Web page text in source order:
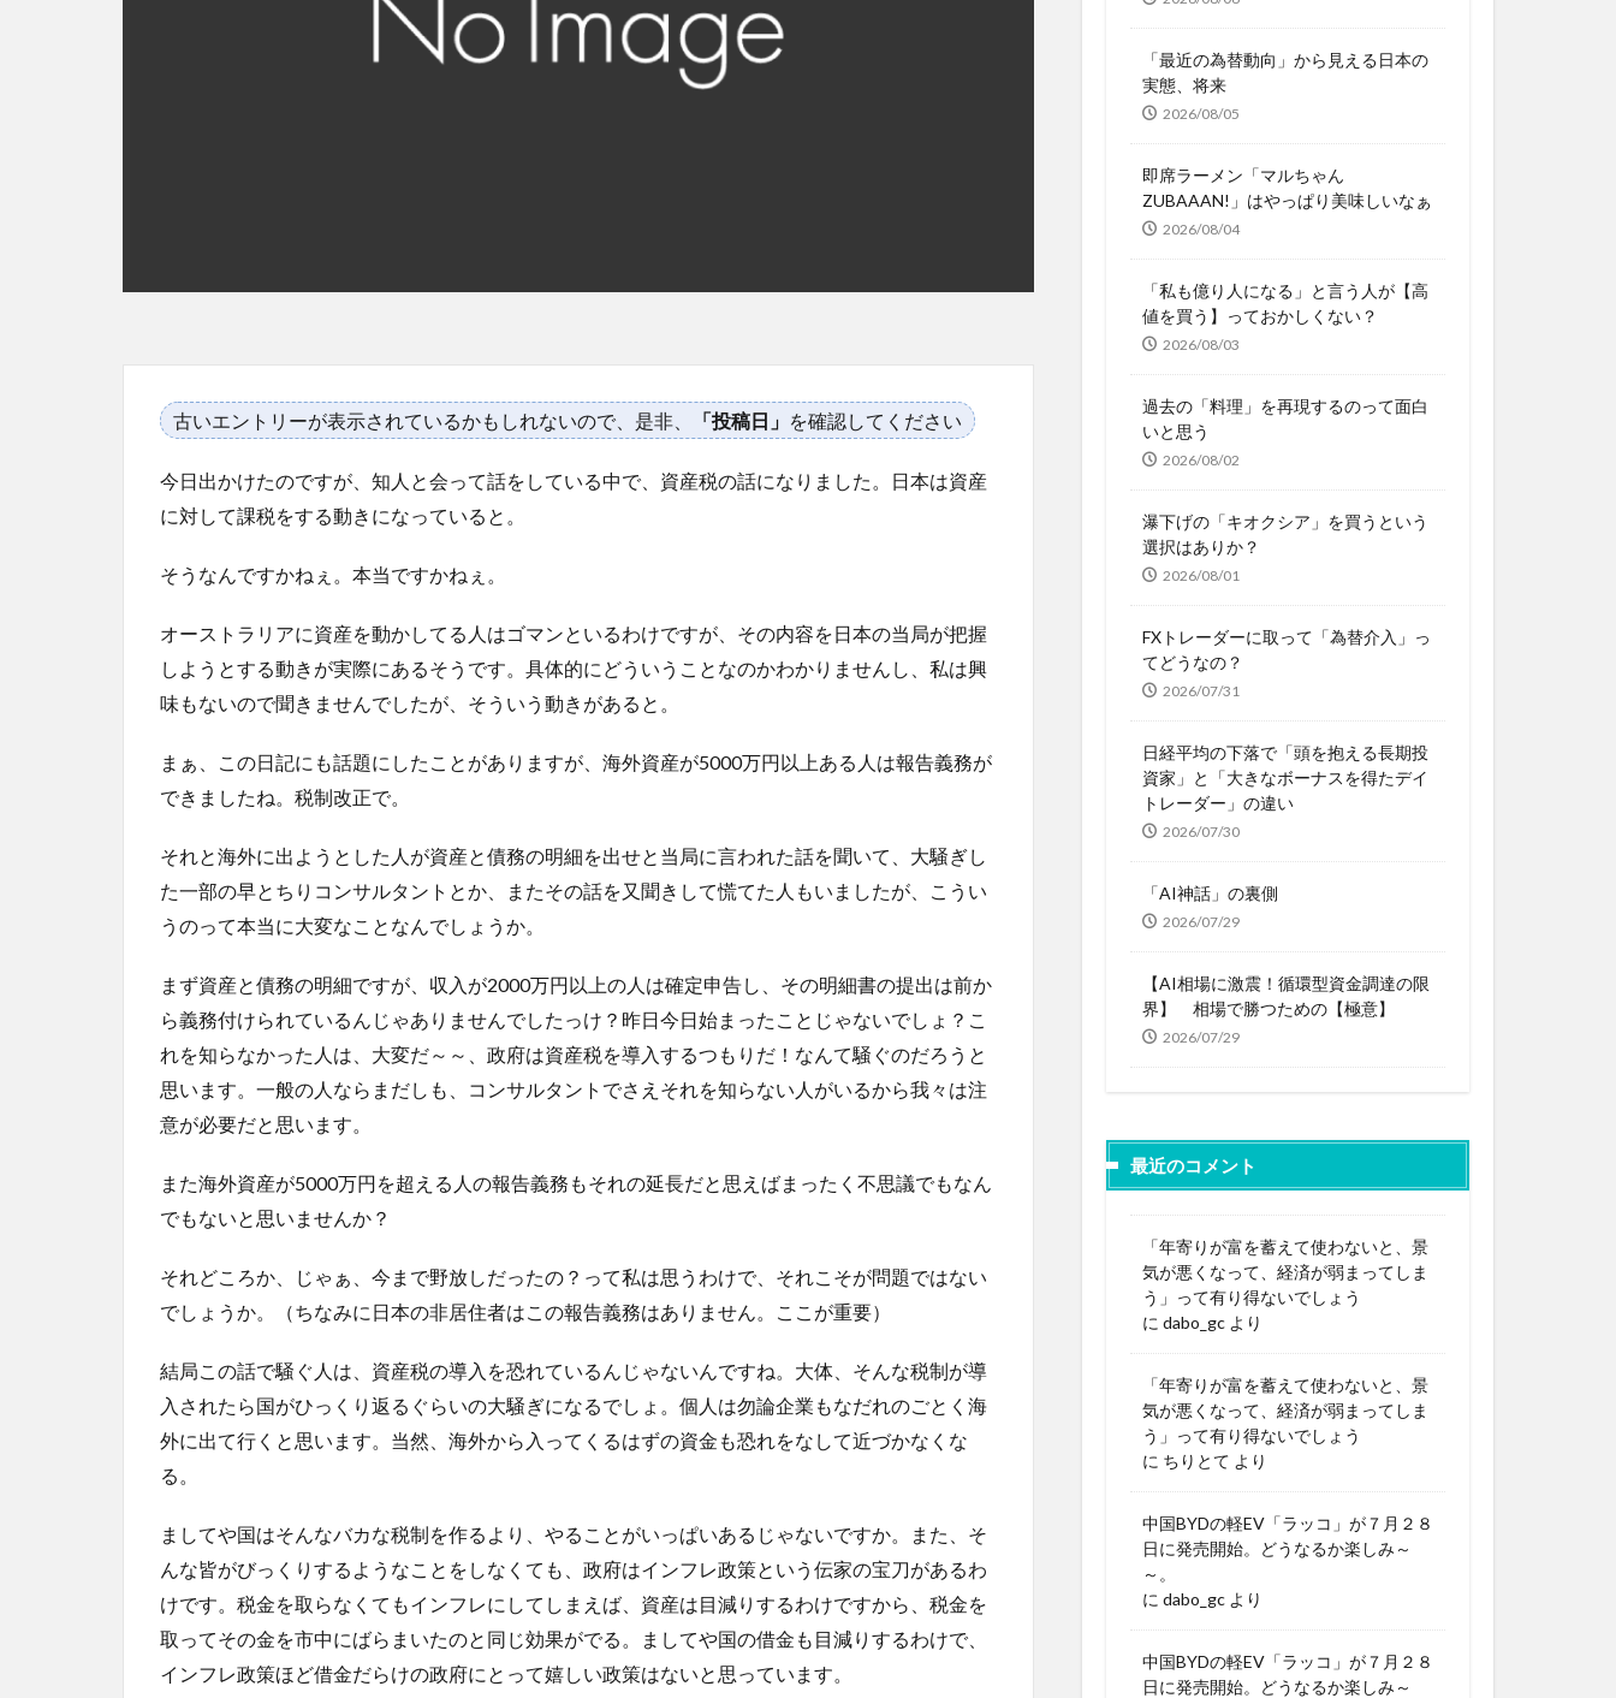
古いエントリーが表示されているかもしれないので、是非、 「投稿日」 を確認してください
今日出かけたのですが、知人と会って話をしている中で、資産税の話になりました。日本は資産
に対して課税をする動きになっていると。
そうなんですかねぇ。本当ですかねぇ。
オーストラリアに資産を動かしてる人はゴマンといるわけですが、その内容を日本の当局が把握
しようとする動きが実際にあるそうです。具体的にどういうことなのかわかりませんし、私は興
味もないので聞きませんでしたが、そういう動きがあると。
まぁ、この日記にも話題にしたことがありますが、海外資産が5000万円以上ある人は報告義務が
できましたね。税制改正で。
それと海外に出ようとした人が資産と債務の明細を出せと当局に言われた話を聞いて、大騒ぎし
た一部の早とちりコンサルタントとか、またその話を又聞きして慌てた人もいましたが、こうい
うのって本当に大変なことなんでしょうか。
まず資産と債務の明細ですが、収入が2000万円以上の人は確定申告し、その明細書の提出は前か
ら義務付けられているんじゃありませんでしたっけ？昨日今日始まったことじゃないでしょ？こ
れを知らなかった人は、大変だ～～、政府は資産税を導入するつもりだ！なんて騒ぐのだろうと
思います。一般の人ならまだしも、コンサルタントでさえそれを知らない人がいるから我々は注
意が必要だと思います。
また海外資産が5000万円を超える人の報告義務もそれの延長だと思えばまったく不思議でもなん
でもないと思いませんか？
それどころか、じゃぁ、今まで野放しだったの？って私は思うわけで、それこそが問題ではない
でしょうか。（ちなみに日本の非居住者はこの報告義務はありません。ここが重要）
結局この話で騒ぐ人は、資産税の導入を恐れているんじゃないんですね。大体、そんな税制が導
入されたら国がひっくり返るぐらいの大騒ぎになるでしょ。個人は勿論企業もなだれのごとく海
外に出て行くと思います。当然、海外から入ってくるはずの資金も恐れをなして近づかなくな
る。
ましてや国はそんなバカな税制を作るより、やることがいっぱいあるじゃないですか。また、そ
んな皆がびっくりするようなことをしなくても、政府はインフレ政策という伝家の宝刀があるわ
けです。税金を取らなくてもインフレにしてしまえば、資産は目減りするわけですから、税金を
取ってその金を市中にばらまいたのと同じ効果がでる。ましてや国の借金も目減りするわけで、
インフレ政策ほど借金だらけの政府にとって嬉しい政策はないと思っています。
「最近の為替動向」から見える日本の
実態、将来
2026/08/05
即席ラーメン「マルちゃん
ZUBAAAN!」はやっぱり美味しいなぁ
2026/08/04
「私も億り人になる」と言う人が【高
値を買う】っておかしくない？
2026/08/03
過去の「料理」を再現するのって面白
いと思う
2026/08/02
瀑下げの「キオクシア」を買うという
選択はありか？
2026/08/01
FXトレーダーに取って「為替介入」っ
てどうなの？
2026/07/31
日経平均の下落で「頭を抱える長期投
資家」と「大きなボーナスを得たデイ
トレーダー」の違い
2026/07/30
「AI神話」の裏側
2026/07/29
【AI相場に激震！循環型資金調達の限
界】 相場で勝つための【極意】
2026/07/29
最近のコメント
「年寄りが富を蓄えて使わないと、景
気が悪くなって、経済が弱まってしま
う」って有り得ないでしょう
に dabo_gc より
「年寄りが富を蓄えて使わないと、景
気が悪くなって、経済が弱まってしま
う」って有り得ないでしょう
に ちりとて より
中国BYDの軽EV「ラッコ」が７月２８
日に発売開始。どうなるか楽しみ～
～。
に dabo_gc より
中国BYDの軽EV「ラッコ」が７月２８
日に発売開始。どうなるか楽しみ～